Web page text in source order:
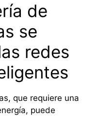
de
se
redes
que requiere una
puede